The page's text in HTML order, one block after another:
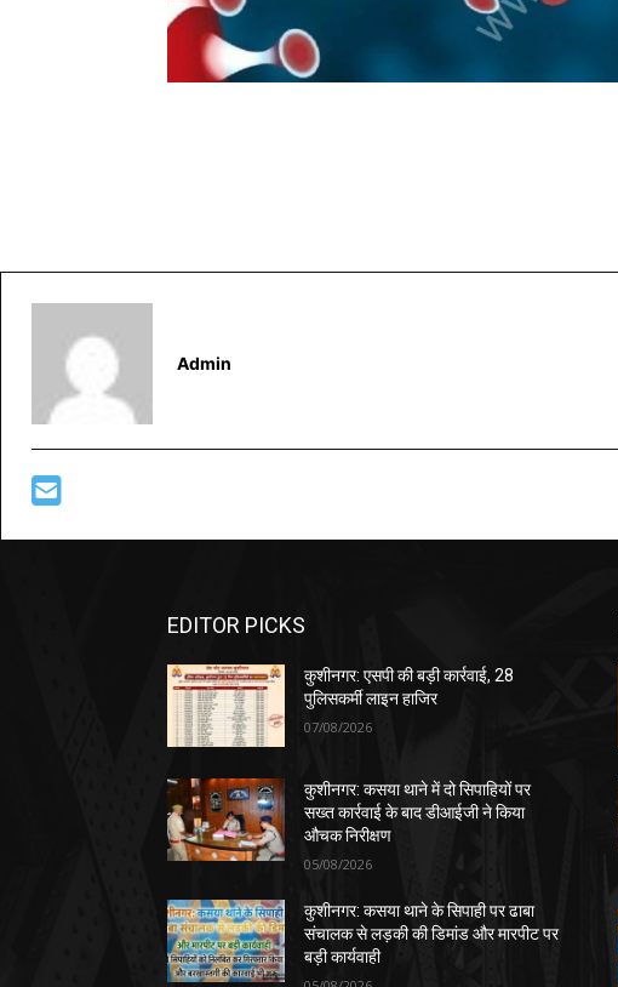
Admin
EDITOR PICKS
कुशीनगर: एसपी की बड़ी कार्रवाई, 28
पुलिसकर्मी लाइन हाजिर
07/08/2026
कुशीनगर: कसया थाने में दो सिपाहियों पर
सख्त कार्रवाई के बाद डीआईजी ने किया
औचक निरीक्षण
05/08/2026
कुशीनगर: कसया थाने के सिपाही पर ढाबा
संचालक से लड़की की डिमांड और मारपीट पर
बड़ी कार्यवाही